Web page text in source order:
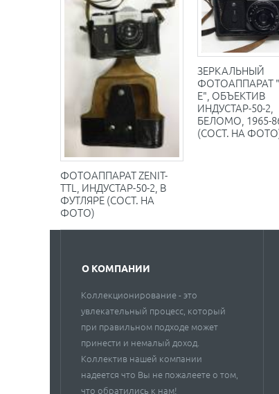
ФОТОАППАРАТ ZENIT-
TTL, ИНДУСТАР-50-2, В
ФУТЛЯРЕ (СОСТ. НА
ФОТО)
ЗЕРКАЛЬНЫЙ
ФОТОАППАРАТ
Е", ОБЪЕКТИВ
ИНДУСТАР-50-2,
БЕЛОМО, 1965-
(СОСТ. НА
О КОМПАНИИ
Коллекционирование - это
увлекательный процесс, который
при правильном подходе может
принести и немалый доход.
Коллектив нашей компании
надеется что Вы не пожалеете о том,
что обратились к нам!